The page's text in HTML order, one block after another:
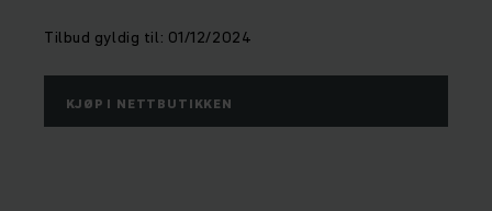
Tilbud gyldig til: 01/12/2024
KJØP I NETTBUTIKKEN